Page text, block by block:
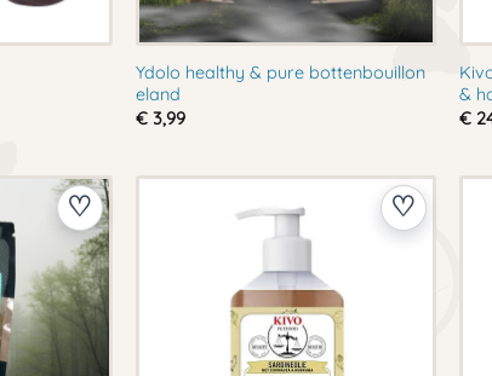
Ydolo healthy & pure bottenbouillon
eland
€ 3,99
&
€